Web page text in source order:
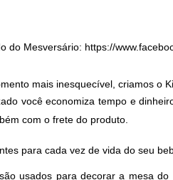
do Mesversário: https://
mais inesquecível, criamos o
você economiza tempo e
com o frete do produto.
para cada vez de vida do seu
usados para decorar a mesa